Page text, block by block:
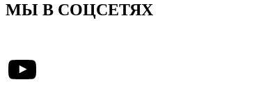
МЫ В СОЦСЕТЯХ
YouTube